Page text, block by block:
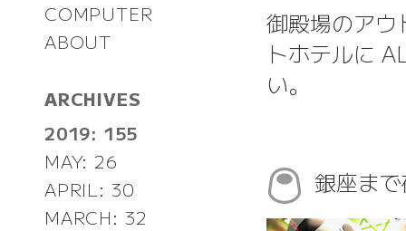
COMPUTER
ABOUT
ARCHIVES
2019: 155
MAY: 26
APRIL: 30
MARCH: 32
御殿場のアウ
トホテルに
い。
銀座ま